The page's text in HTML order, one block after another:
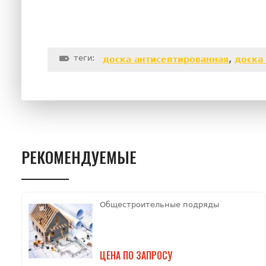
теги: доска антисептированная, доска
РЕКОМЕНДУЕМЫЕ
Общестроительные подряды
ЦЕНА ПО ЗАПРОСУ